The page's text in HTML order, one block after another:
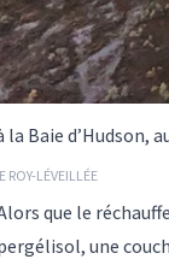
la Baie d’Hudson,
ROY-LÉVEILLÉE
que le
une